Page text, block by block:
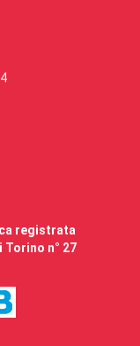
registrata
Torino n° 27